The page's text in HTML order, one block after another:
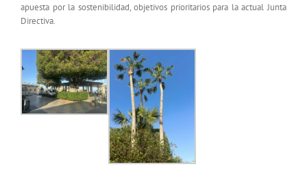
apuesta por la sostenibilidad, objetivos prioritarios para la actual Junta
Directiva.